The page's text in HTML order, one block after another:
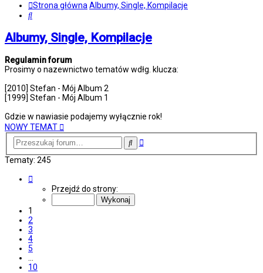
Strona główna Albumy, Single, Kompilacje
Szukaj
Albumy, Single, Kompilacje
Regulamin forum
Prosimy o nazewnictwo tematów wdłg. klucza:
[2010] Stefan - Mój Album 2
[1999] Stefan - Mój Album 1
Gdzie w nawiasie podajemy wyłącznie rok!
NOWY TEMAT
SzukajWyszukiwanie
Tematy: 245
Przejdź do strony:
1
2
3
4
5
…
10